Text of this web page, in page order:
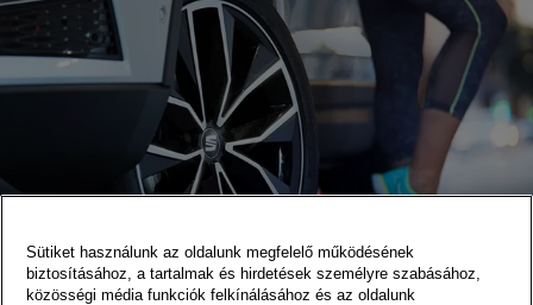
Sütiket használunk az oldalunk megfelelő működésének
biztosításához, a tartalmak és hirdetések személyre szabásához,
közösségi média funkciók felkínálásához és az oldalunk